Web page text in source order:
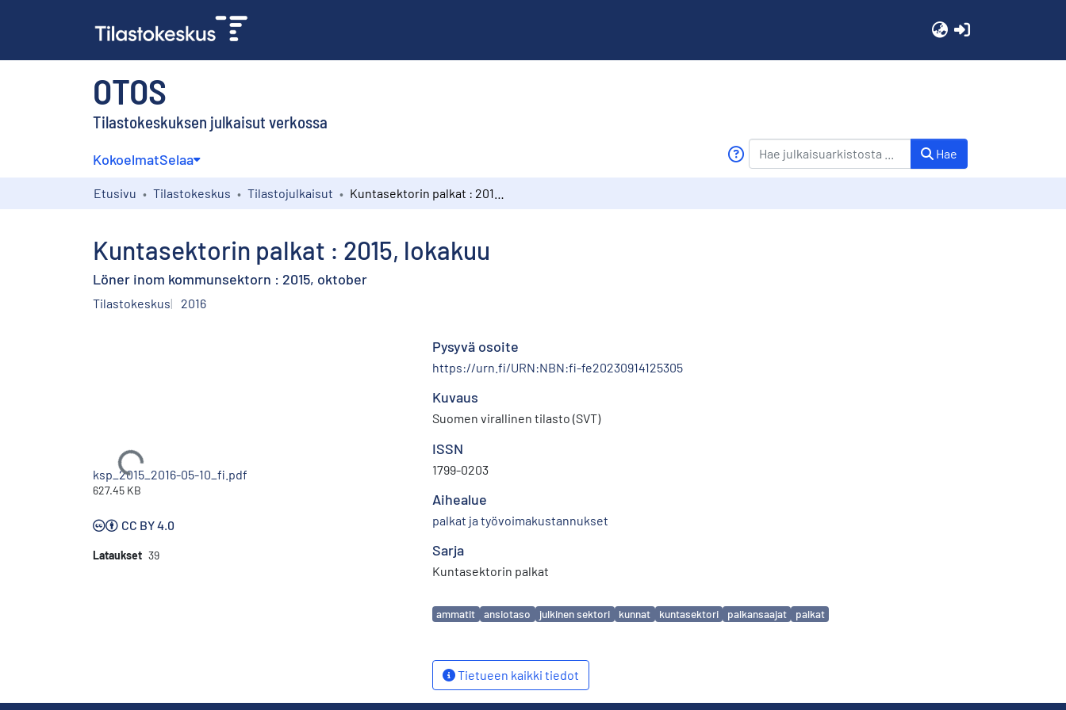
OTOS
Tilastokeskuksen julkaisut verkossa
KokoelmatSelaa Hae
Etusivu Tilastokeskus Tilastojulkaisut
Kuntasektorin palkat : 2015, lokakuu
Löner inom kommunsektorn : 2015, oktober
Tilastokeskus 2016
Ladataan...
ksp_2015_2016-05-10_fi.pdf
627.45 KB
CC BY 4.0
Lataukset 39
Pysyvä osoite
https://urn.fi/URN:NBN:fi-fe20230914125305
Kuvaus
Suomen virallinen tilasto (SVT)
ISSN
1799-0203
Aihealue
palkat ja työvoimakustannukset
Sarja
Kuntasektorin palkat
Avainsanat
ammatit ansiotaso julkinen sektori kunnat kuntasektori palkansaajat palkat
Tietueen kaikki tiedot